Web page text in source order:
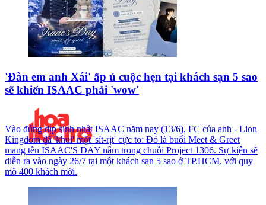
'Đàn em anh Xái' ấp ủ cuộc hẹn tại khách sạn 5 sao
sẽ khiến ISAAC phải 'wow'
Vào đúng dịp sinh nhật ISAAC năm nay (13/6), FC của anh - Lion
Kingdom đã 'khui' một 'sít-rịt' cực to: Đó là buổi Meet & Greet
mang tên ISAAC'S DAY nằm trong chuỗi Project 1306. Sự kiện sẽ
diễn ra vào ngày 26/7 tại một khách sạn 5 sao ở TP.HCM, với quy
mô 400 khách mời.